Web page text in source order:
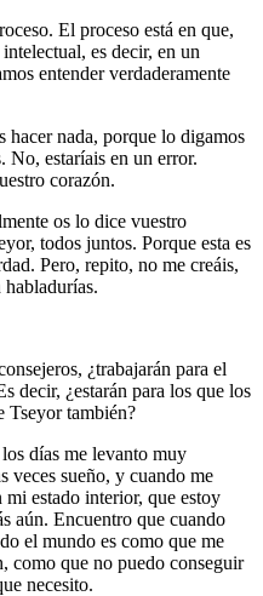
El proceso está en que,
es decir, en un
entender verdaderamente
hacer nada, porque lo digamos
No, estaríais en un error.
corazón.
os lo dice vuestro
todos juntos. Porque esta es
Pero, repito, no me creáis,
¿trabajarán para el
decir, ¿estarán para los que los
Tseyor también?
días me levanto muy
veces sueño, y cuando me
estado interior, que estoy
aún. Encuentro que cuando
el mundo es como que me
como que no puedo conseguir
necesito.